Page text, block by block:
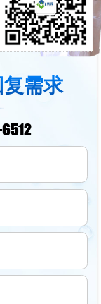
需求